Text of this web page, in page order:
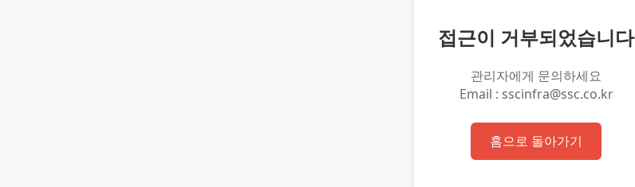
접근이 거부되었습니다
관리자에게 문의하세요
Email : sscinfra@ssc.co.kr
홈으로 돌아가기